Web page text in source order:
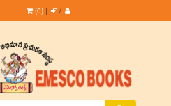
(0) | /